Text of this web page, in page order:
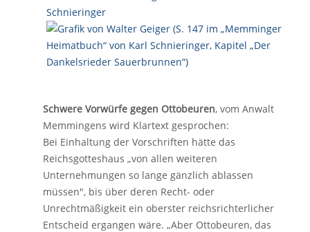
Schwere Vorwürfe gegen Ottobeuren, vom Anwalt
Memmingens wird Klartext gesprochen:
Bei Einhaltung der Vorschriften hätte das
Reichsgotteshaus „von allen weiteren
Unternehmungen so lange gänzlich ablassen
müssen", bis über deren Recht- oder
Unrechtmäßigkeit ein oberster reichsrichterlicher
Entscheid ergangen wäre. „Aber Ottobeuren, das